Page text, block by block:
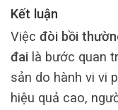
Kết luận
Việc đòi bồi
đai là bước quan
sản do hành vi vi
hiệu quả cao,